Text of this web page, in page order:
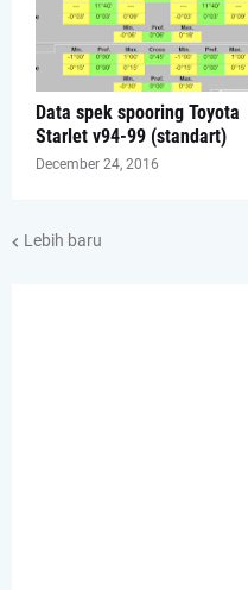
Data spek spooring Toyota
Starlet v94-99 (standart)
December 24, 2016
Lebih baru